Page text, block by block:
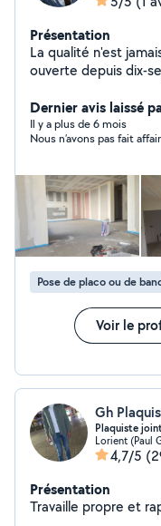
Présentation
La qualité n'est
ouverte depuis dix-
Dernier avis laissé
Il y a plus de 6 mois
Nous n’avons pas fait
Pose de placo ou de
Voir le
Gh
Plaquiste
Lorient (Paul
4,7/5
Présentation
Travaille propre et